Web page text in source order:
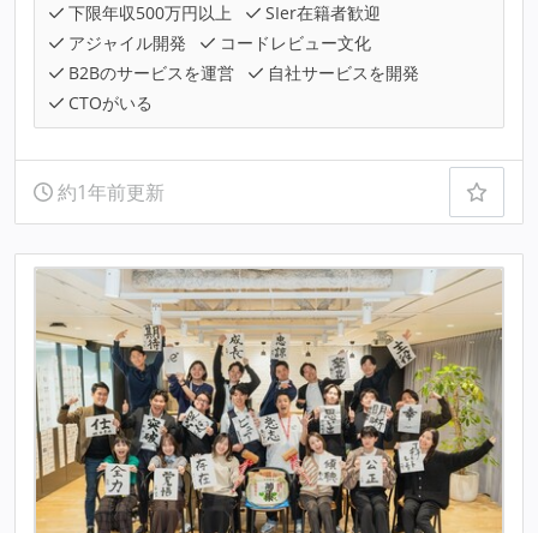
下限年収500万円以上
SIer在籍者歓迎
アジャイル開発
コードレビュー文化
B2Bのサービスを運営
自社サービスを開発
CTOがいる
約1年前更新